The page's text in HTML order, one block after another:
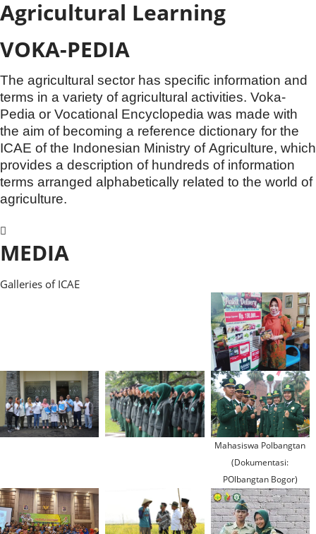
Agricultural Learning
VOKA-PEDIA
The agricultural sector has specific information and
terms in a variety of agricultural activities. Voka-
Pedia or Vocational Encyclopedia was made with
the aim of becoming a reference dictionary for the
ICAE of the Indonesian Ministry of Agriculture, which
provides a description of hundreds of information
terms arranged alphabetically related to the world of
agriculture.
MEDIA
Galleries of ICAE
Mahasiswa Polbangtan
(Dokumentasi:
POlbangtan Bogor)